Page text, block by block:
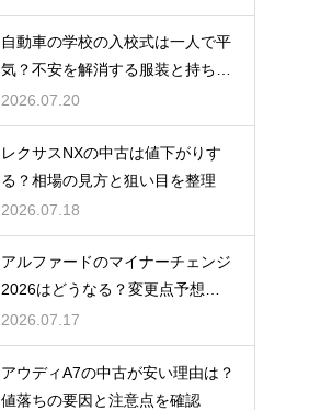
自動車の学校の入校式は一人で平
気？不安を解消する服装と持ち
物！
2026.07.20
レクサスNXの中古は値下がりす
る？相場の見方と狙い目を整理
2026.07.18
アルファードのマイナーチェンジ
2026はどうなる？変更点予想と
買い時
2026.07.17
アウディA7の中古が安い理由は？
値落ちの要因と注意点を確認